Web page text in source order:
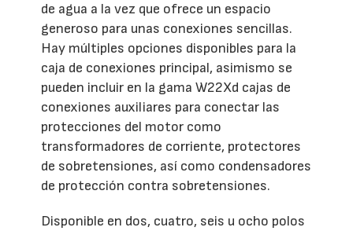
de agua a la vez que ofrece un espacio
generoso para unas conexiones sencillas.
Hay múltiples opciones disponibles para la
caja de conexiones principal, asimismo se
pueden incluir en la gama W22Xd cajas de
conexiones auxiliares para conectar las
protecciones del motor como
transformadores de corriente, protectores
de sobretensiones, así como condensadores
de protección contra sobretensiones.
Disponible en dos, cuatro, seis u ocho polos